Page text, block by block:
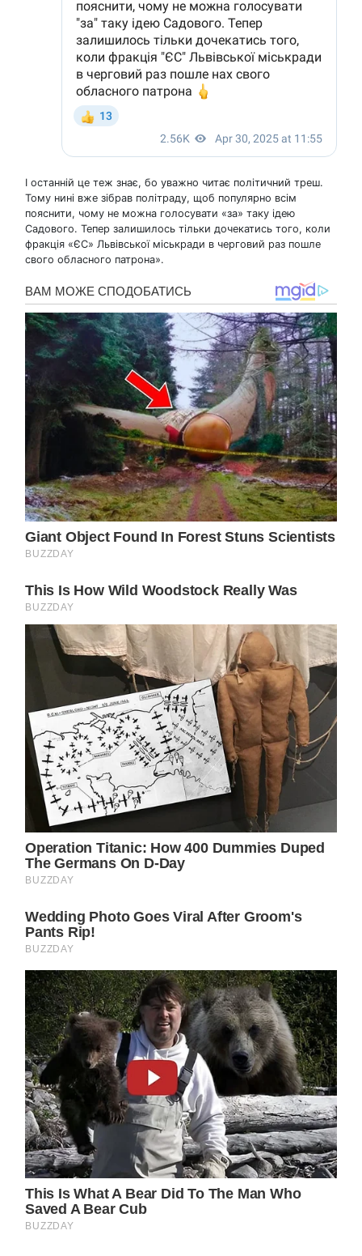
І останній це теж знає, бо уважно читає політичний треш.
Тому нині вже зібрав політраду, щоб популярно всім
пояснити, чому не можна голосувати «за» таку ідею
Садового. Тепер залишилось тільки дочекатись того, коли
фракція «ЄС» Львівської міськради в черговий раз пошле
свого обласного патрона».